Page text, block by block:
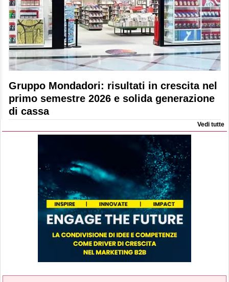
Gruppo Mondadori: risultati in crescita nel
primo semestre 2026 e solida generazione
di cassa
Vedi tutte